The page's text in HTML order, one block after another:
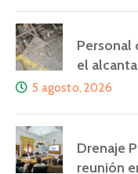
Personal
el
5 agosto, 2026
Drenaje
reunión